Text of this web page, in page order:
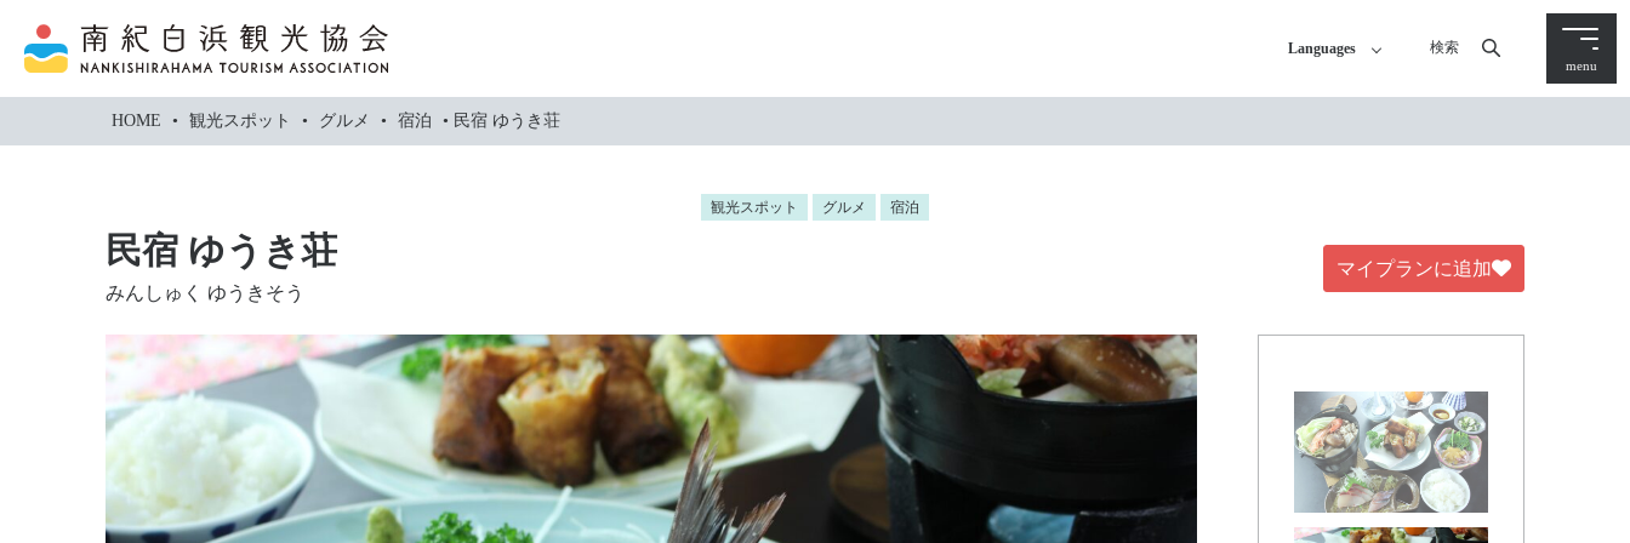
キ
Languages 検索
menu
HOME • 観光スポット • グルメ • 宿泊 • 民宿 ゆうき荘
観光スポット グルメ 宿泊
民宿 ゆうき荘
みんしゅく ゆうきそう
マイプランに追加